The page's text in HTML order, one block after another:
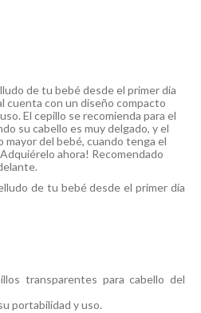
de tu bebé desde el primer día
cuenta con un diseño compacto
El cepillo se recomienda para el
su cabello es muy delgado, y el
del bebé, cuando tenga el
ahora! Recomendado
de tu bebé desde el primer día
transparentes para cabello del
portabilidad y uso.